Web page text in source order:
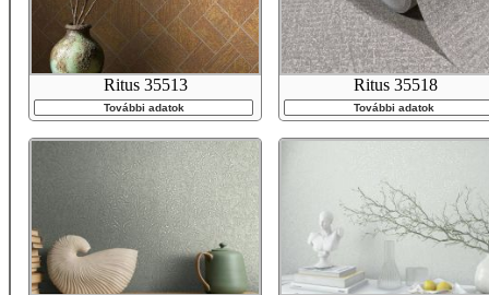
Ritus 35513
További adatok
Ritus 35518
További adatok